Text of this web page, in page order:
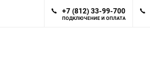
+7 (812) 33-99-700
ПОДКЛЮЧЕНИЕ И ОПЛАТА